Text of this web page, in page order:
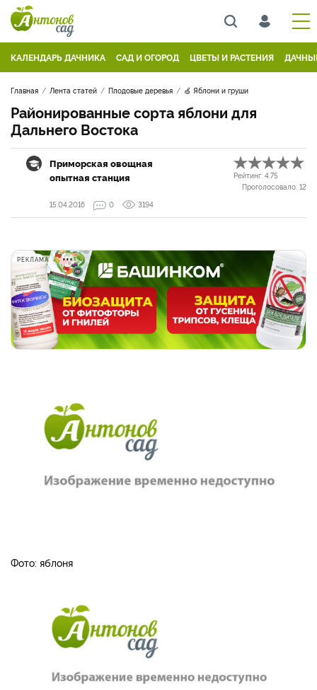
КАЛЕНДАРЬ ДАЧНИКА САД И ОГОРОД ЦВЕТЫ И РАСТЕНИЯ
Главная Лента статей Плодовые деревья 🍏 Яблони и груши
Районированные сорта яблони для
Дальнего Востока
Приморская овощная
опытная станция
Рейтинг: 4.75
Проголосовало: 12
15.04.2016
0 3194
РЕКЛАМА
Фото: яблоня